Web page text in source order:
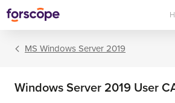
MS Windows Server 2019
Windows Server 2019 User